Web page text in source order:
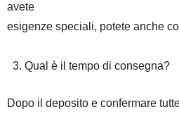
avete
esigenze speciali, potete anche
3. Qual è il tempo di consegna?
Dopo il deposito e confermare